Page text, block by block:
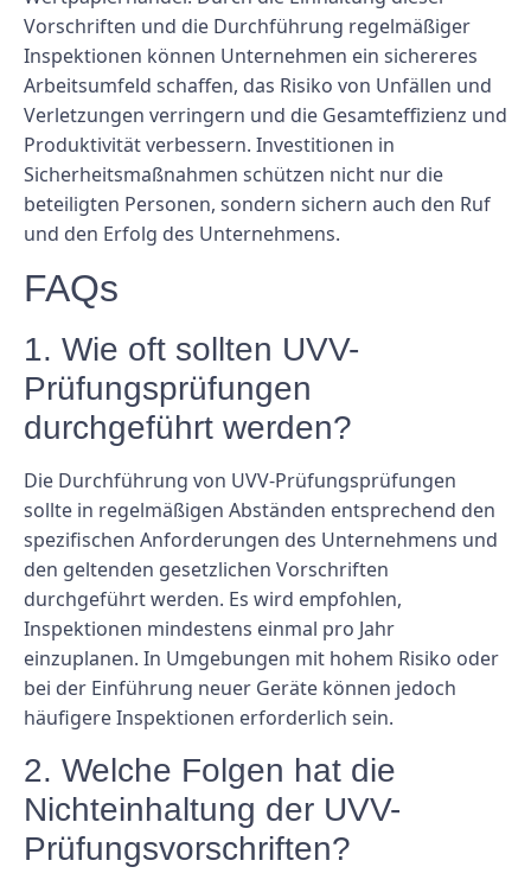
Vorschriften und die Durchführung regelmäßiger
Inspektionen können Unternehmen ein sichereres
Arbeitsumfeld schaffen, das Risiko von Unfällen und
Verletzungen verringern und die Gesamteffizienz und
Produktivität verbessern. Investitionen in
Sicherheitsmaßnahmen schützen nicht nur die
beteiligten Personen, sondern sichern auch den Ruf
und den Erfolg des Unternehmens.
FAQs
1. Wie oft sollten UVV-
Prüfungsprüfungen
durchgeführt werden?
Die Durchführung von UVV-Prüfungsprüfungen
sollte in regelmäßigen Abständen entsprechend den
spezifischen Anforderungen des Unternehmens und
den geltenden gesetzlichen Vorschriften
durchgeführt werden. Es wird empfohlen,
Inspektionen mindestens einmal pro Jahr
einzuplanen. In Umgebungen mit hohem Risiko oder
bei der Einführung neuer Geräte können jedoch
häufigere Inspektionen erforderlich sein.
2. Welche Folgen hat die
Nichteinhaltung der UVV-
Prüfungsvorschriften?